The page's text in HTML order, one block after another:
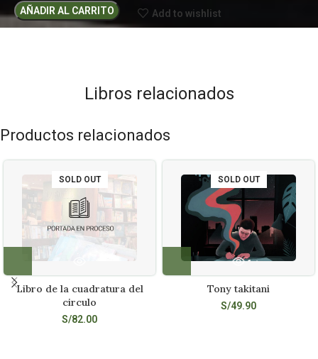
AÑADIR AL CARRITO Add to wishlist
Libros relacionados
Productos relacionados
SOLD OUT
Libro de la cuadratura del
circulo
S/82.00
SOLD OUT
Tony takitani
S/49.90